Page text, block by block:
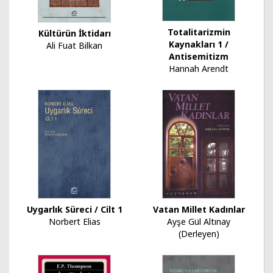
Kültürün İktidarı
Ali Fuat Bilkan
Totalitarizmin
Kaynakları 1 /
Antisemitizm
Hannah Arendt
Uygarlık Süreci / Cilt 1
Norbert Elias
Vatan Millet Kadınlar
Ayşe Gül Altınay
(Derleyen)